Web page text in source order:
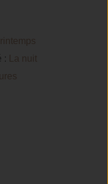
:
La nuit